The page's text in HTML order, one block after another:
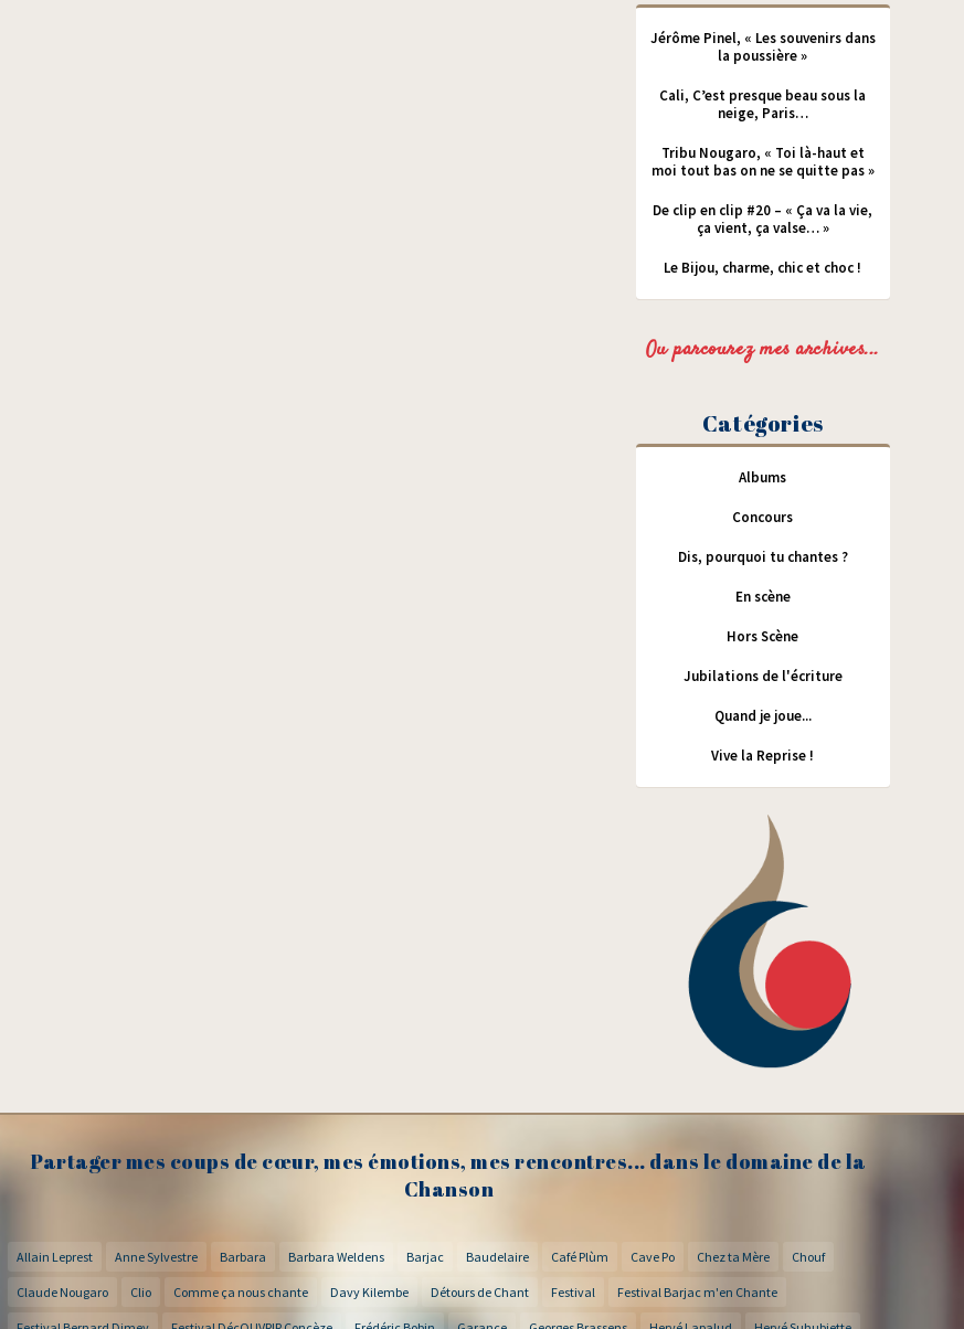
Jérôme Pinel, « Les souvenirs dans
la poussière »
Cali, C’est presque beau sous la
neige, Paris…
Tribu Nougaro, « Toi là-haut et
moi tout bas on ne se quitte pas »
De clip en clip #20 – « Ça va la vie,
ça vient, ça valse… »
Le Bijou, charme, chic et choc !
Ou parcourez mes archives...
Catégories
Albums
Concours
Dis, pourquoi tu chantes ?
En scène
Hors Scène
Jubilations de l'écriture
Quand je joue...
Vive la Reprise !
Partager mes coups de cœur, mes émotions, mes rencontres... dans le domaine de la
Chanson
Allain Leprest Anne Sylvestre Barbara Barbara Weldens Barjac Baudelaire Café Plùm Cave Po Chez ta Mère Chouf
Claude Nougaro Clio Comme ça nous chante Davy Kilembe Détours de Chant Festival Festival Barjac m'en Chante